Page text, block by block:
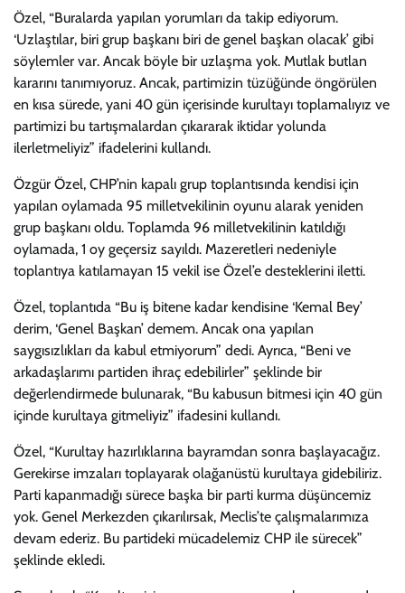
Özel, “Buralarda yapılan yorumları da takip ediyorum.
‘Uzlaştılar, biri grup başkanı biri de genel başkan olacak’ gibi
söylemler var. Ancak böyle bir uzlaşma yok. Mutlak butlan
kararını tanımıyoruz. Ancak, partimizin tüzüğünde öngörülen
en kısa sürede, yani 40 gün içerisinde kurultayı toplamalıyız ve
partimizi bu tartışmalardan çıkararak iktidar yolunda
ilerletmeliyiz” ifadelerini kullandı.
Özgür Özel, CHP’nin kapalı grup toplantısında kendisi için
yapılan oylamada 95 milletvekilinin oyunu alarak yeniden
grup başkanı oldu. Toplamda 96 milletvekilinin katıldığı
oylamada, 1 oy geçersiz sayıldı. Mazeretleri nedeniyle
toplantıya katılamayan 15 vekil ise Özel’e desteklerini iletti.
Özel, toplantıda “Bu iş bitene kadar kendisine ‘Kemal Bey’
derim, ‘Genel Başkan’ demem. Ancak ona yapılan
saygısızlıkları da kabul etmiyorum” dedi. Ayrıca, “Beni ve
arkadaşlarımı partiden ihraç edebilirler” şeklinde bir
değerlendirmede bulunarak, “Bu kabusun bitmesi için 40 gün
içinde kurultaya gitmeliyiz” ifadesini kullandı.
Özel, “Kurultay hazırlıklarına bayramdan sonra başlayacağız.
Gerekirse imzaları toplayarak olağanüstü kurultaya gidebiliriz.
Parti kapanmadığı sürece başka bir parti kurma düşüncemiz
yok. Genel Merkezden çıkarılırsak, Meclis’te çalışmalarımıza
devam ederiz. Bu partideki mücadelemiz CHP ile sürecek”
şeklinde ekledi.